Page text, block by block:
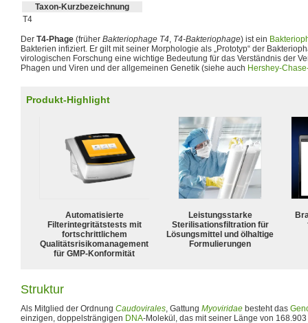
Taxon-Kurzbezeichnung
T4
Der T4-Phage (früher Bakteriophage T4, T4-Bakteriophage) ist ein
Bakterien infiziert. Er gilt mit seiner Morphologie als „Prototyp“ der
virologischen Forschung eine wichtige Bedeutung für das Verständnis der
Phagen und Viren und der allgemeinen Genetik (siehe auch Hershey-
Produkt-Highlight
Automatisierte
Filterintegritätstests mit
fortschrittlichem
Qualitätsrisikomanagement
für GMP-Konformität
Leistungsstarke
Sterilisationsfiltration für
Lösungsmittel und ölhaltige
Formulierungen
Struktur
Als Mitglied der Ordnung Caudovirales, Gattung Myoviridae besteht das
einzigen, doppelsträngigen DNA-Molekül, das mit seiner Länge von 168.903